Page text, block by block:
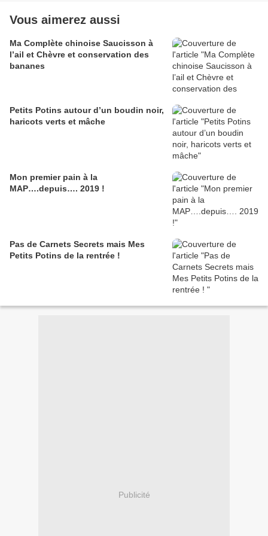
Vous aimerez aussi
Ma Complète chinoise Saucisson à
l’ail et Chèvre et conservation des
bananes
Petits Potins autour d’un boudin noir,
haricots verts et mâche
Mon premier pain à la
MAP….depuis…. 2019 !
Pas de Carnets Secrets mais Mes
Petits Potins de la rentrée !
Publicité